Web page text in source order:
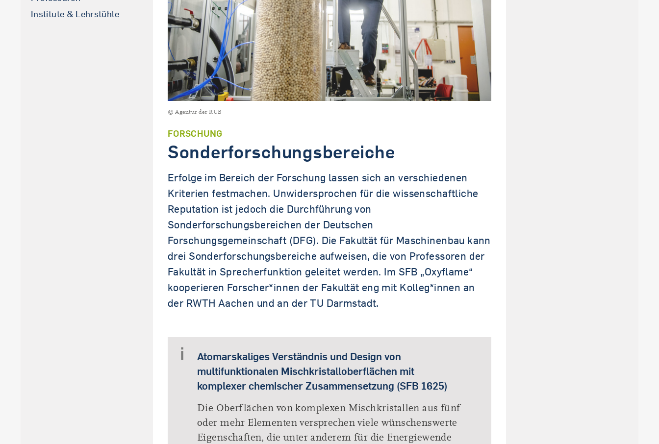
Tandem.MINT
Institute & Lehrstühle
© Agentur der RUB
FORSCHUNG
Sonderforschungsbereiche
Erfolge im Bereich der Forschung lassen sich an verschiedenen
Kriterien festmachen. Unwidersprochen für die wissenschaftliche
Reputation ist jedoch die Durchführung von
Sonderforschungsbereichen der Deutschen
Forschungsgemeinschaft (DFG). Die Fakultät für Maschinenbau kann
drei Sonderforschungsbereiche aufweisen, die von Professoren der
Fakultät in Sprecherfunktion geleitet werden. Im SFB „Oxyflame“
kooperieren Forscher*innen der Fakultät eng mit Kolleg*innen an
der RWTH Aachen und an der TU Darmstadt.
Atomarskaliges Verständnis und Design von
multifunktionalen Mischkristalloberflächen mit
komplexer chemischer Zusammensetzung (SFB 1625)
Die Oberflächen von komplexen Mischkristallen aus fünf
oder mehr Elementen versprechen viele wünschenswerte
Eigenschaften, die unter anderem für die Energiewende